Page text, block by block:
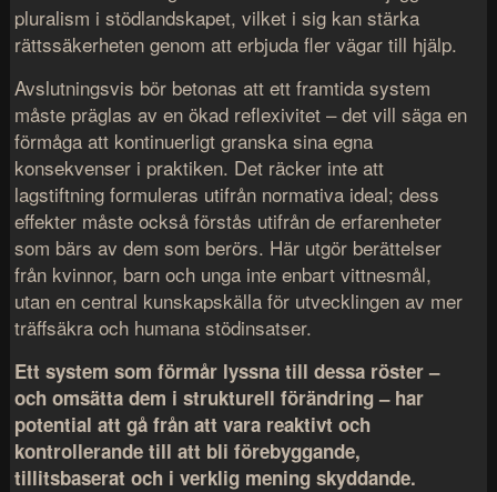
pluralism i stödlandskapet, vilket i sig kan stärka
rättssäkerheten genom att erbjuda fler vägar till hjälp.
Avslutningsvis bör betonas att ett framtida system
måste präglas av en ökad reflexivitet – det vill säga en
förmåga att kontinuerligt granska sina egna
konsekvenser i praktiken. Det räcker inte att
lagstiftning formuleras utifrån normativa ideal; dess
effekter måste också förstås utifrån de erfarenheter
som bärs av dem som berörs. Här utgör berättelser
från kvinnor, barn och unga inte enbart vittnesmål,
utan en central kunskapskälla för utvecklingen av mer
träffsäkra och humana stödinsatser.
Ett system som förmår lyssna till dessa röster –
och omsätta dem i strukturell förändring – har
potential att gå från att vara reaktivt och
kontrollerande till att bli förebyggande,
tillitsbaserat och i verklig mening skyddande.